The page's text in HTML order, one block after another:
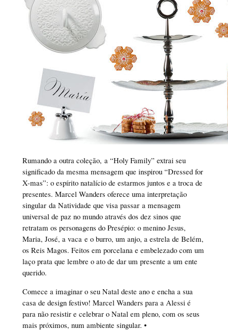
Rumando a outra coleção, a “Holy Family” extrai seu
significado da mesma mensagem que inspirou “Dressed for
X-mas”: o espírito natalício de estarmos juntos e a troca de
presentes. Marcel Wanders oferece uma interpretação
singular da Natividade que visa passar a mensagem
universal de paz no mundo através dos dez sinos que
retratam os personagens do Presépio: o menino Jesus,
Maria, José, a vaca e o burro, um anjo, a estrela de Belém,
os Reis Magos. Feitos em porcelana e embelezado com um
laço prata que lembre o ato de dar um presente a um ente
querido.
Comece a imaginar o seu Natal deste ano e encha a sua
casa de design festivo! Marcel Wanders para a Alessi é
para não resistir e celebrar o Natal em pleno, com os seus
mais próximos, num ambiente singular. •